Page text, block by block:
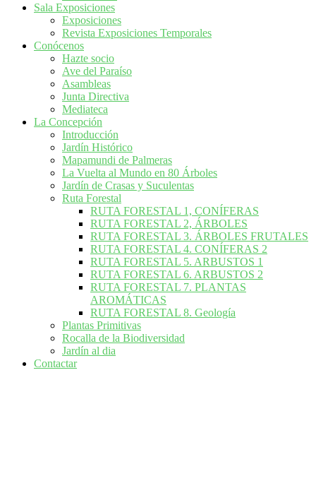
Sala Exposiciones
Exposiciones
Revista Exposiciones Temporales
Conócenos
Hazte socio
Ave del Paraíso
Asambleas
Junta Directiva
Mediateca
La Concepción
Introducción
Jardín Histórico
Mapamundi de Palmeras
La Vuelta al Mundo en 80 Árboles
Jardín de Crasas y Suculentas
Ruta Forestal
RUTA FORESTAL 1, CONÍFERAS
RUTA FORESTAL 2, ÁRBOLES
RUTA FORESTAL 3. ÁRBOLES FRUTALES
RUTA FORESTAL 4. CONÍFERAS 2
RUTA FORESTAL 5. ARBUSTOS 1
RUTA FORESTAL 6. ARBUSTOS 2
RUTA FORESTAL 7. PLANTAS
AROMÁTICAS
RUTA FORESTAL 8. Geología
Plantas Primitivas
Rocalla de la Biodiversidad
Jardín al dia
Contactar